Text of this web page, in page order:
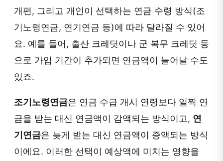
개편, 그리고 개인이 선택하는 연금 수령 방식(조
기노령연금, 연기연금 등)에 따라 달라질 수 있어
요. 예를 들어, 출산 크레딧이나 군 복무 크레딧 등
으로 가입 기간이 추가되면 연금액이 늘어날 수도
있죠.
조기노령연금은 연금 수급 개시 연령보다 일찍 연
금을 받는 대신 연금액이 감액되는 방식이고, 연
기연금은 늦게 받는 대신 연금액이 증액되는 방식
이에요. 이러한 선택이 예상액에 미치는 영향을